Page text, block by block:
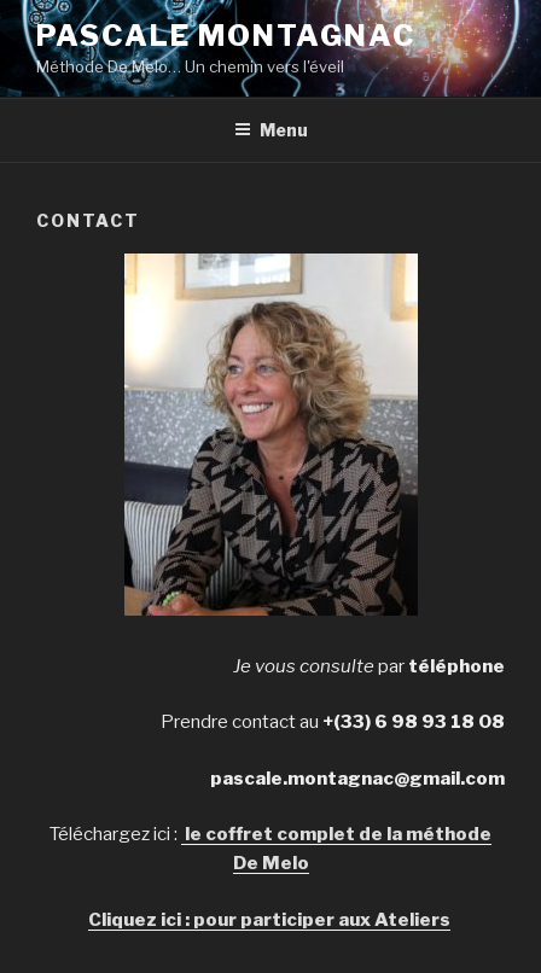
Aller
contenu
principal
PASCALE MONTAGNAC
Méthode De Melo… Un chemin vers l'éveil
Menu
CONTACT
Je vous consulte par téléphone
Prendre contact au +(33) 6 98 93 18 08
pascale.montagnac@gmail.com
Téléchargez ici : le coffret complet de la méthode
De Melo
Cliquez ici : pour participer aux Ateliers